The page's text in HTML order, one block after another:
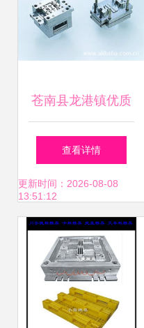
苍南县龙港镇优质
模具加工厂——塑
料模具产品详览
查看详情
更新时间：2026-08-08
13:51:12